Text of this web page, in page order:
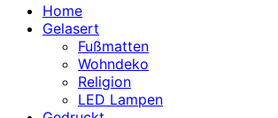
Home
Gelasert
Fußmatten
Wohndeko
Religion
LED Lampen